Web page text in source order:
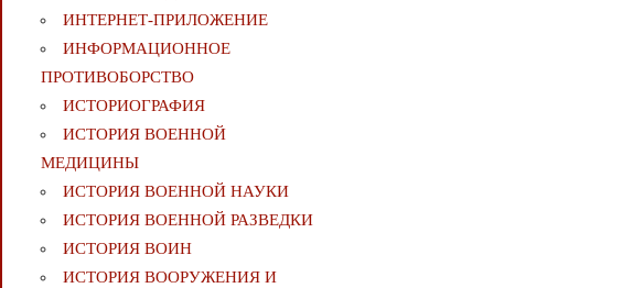
ИНТЕРНЕТ-ПРИЛОЖЕНИЕ
ИНФОРМАЦИОННОЕ
ПРОТИВОБОРСТВО
ИСТОРИОГРАФИЯ
ИСТОРИЯ ВОЕННОЙ
МЕДИЦИНЫ
ИСТОРИЯ ВОЕННОЙ НАУКИ
ИСТОРИЯ ВОЕННОЙ РАЗВЕДКИ
ИСТОРИЯ ВОИН
ИСТОРИЯ ВООРУЖЕНИЯ И